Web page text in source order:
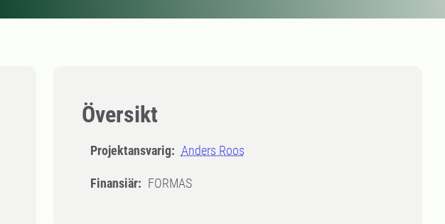
Översikt
Projektansvarig: Anders Roos
Finansiär: FORMAS